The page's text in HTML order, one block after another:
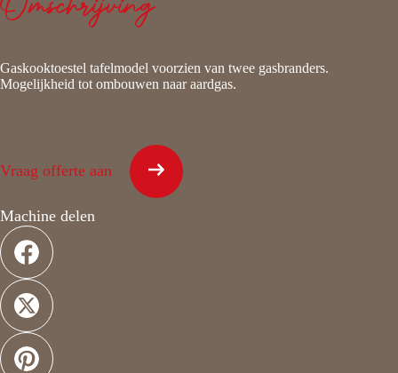
Gaskooktoestel tafelmodel voorzien van twee gasbranders.
Mogelijkheid tot ombouwen naar aardgas.
Vraag offerte aan
Machine delen